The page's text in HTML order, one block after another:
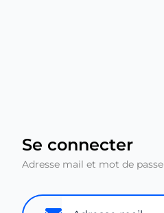
Se connecter
Adresse mail et mot de passe